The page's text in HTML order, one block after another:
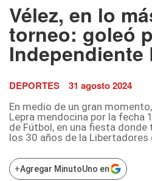
Vélez, en lo
torneo: goleó
Independiente
DEPORTES 31 agosto 2024
En medio de un gran
Lepra mendocina por la fecha
de Fútbol, en una fiesta
los 30 años de la Libertadores
+Agregar MinutoUno en